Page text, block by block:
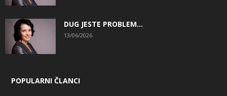
DUG JESTE PROBLEM…
13/06/2026
POPULARNI ČLANCI